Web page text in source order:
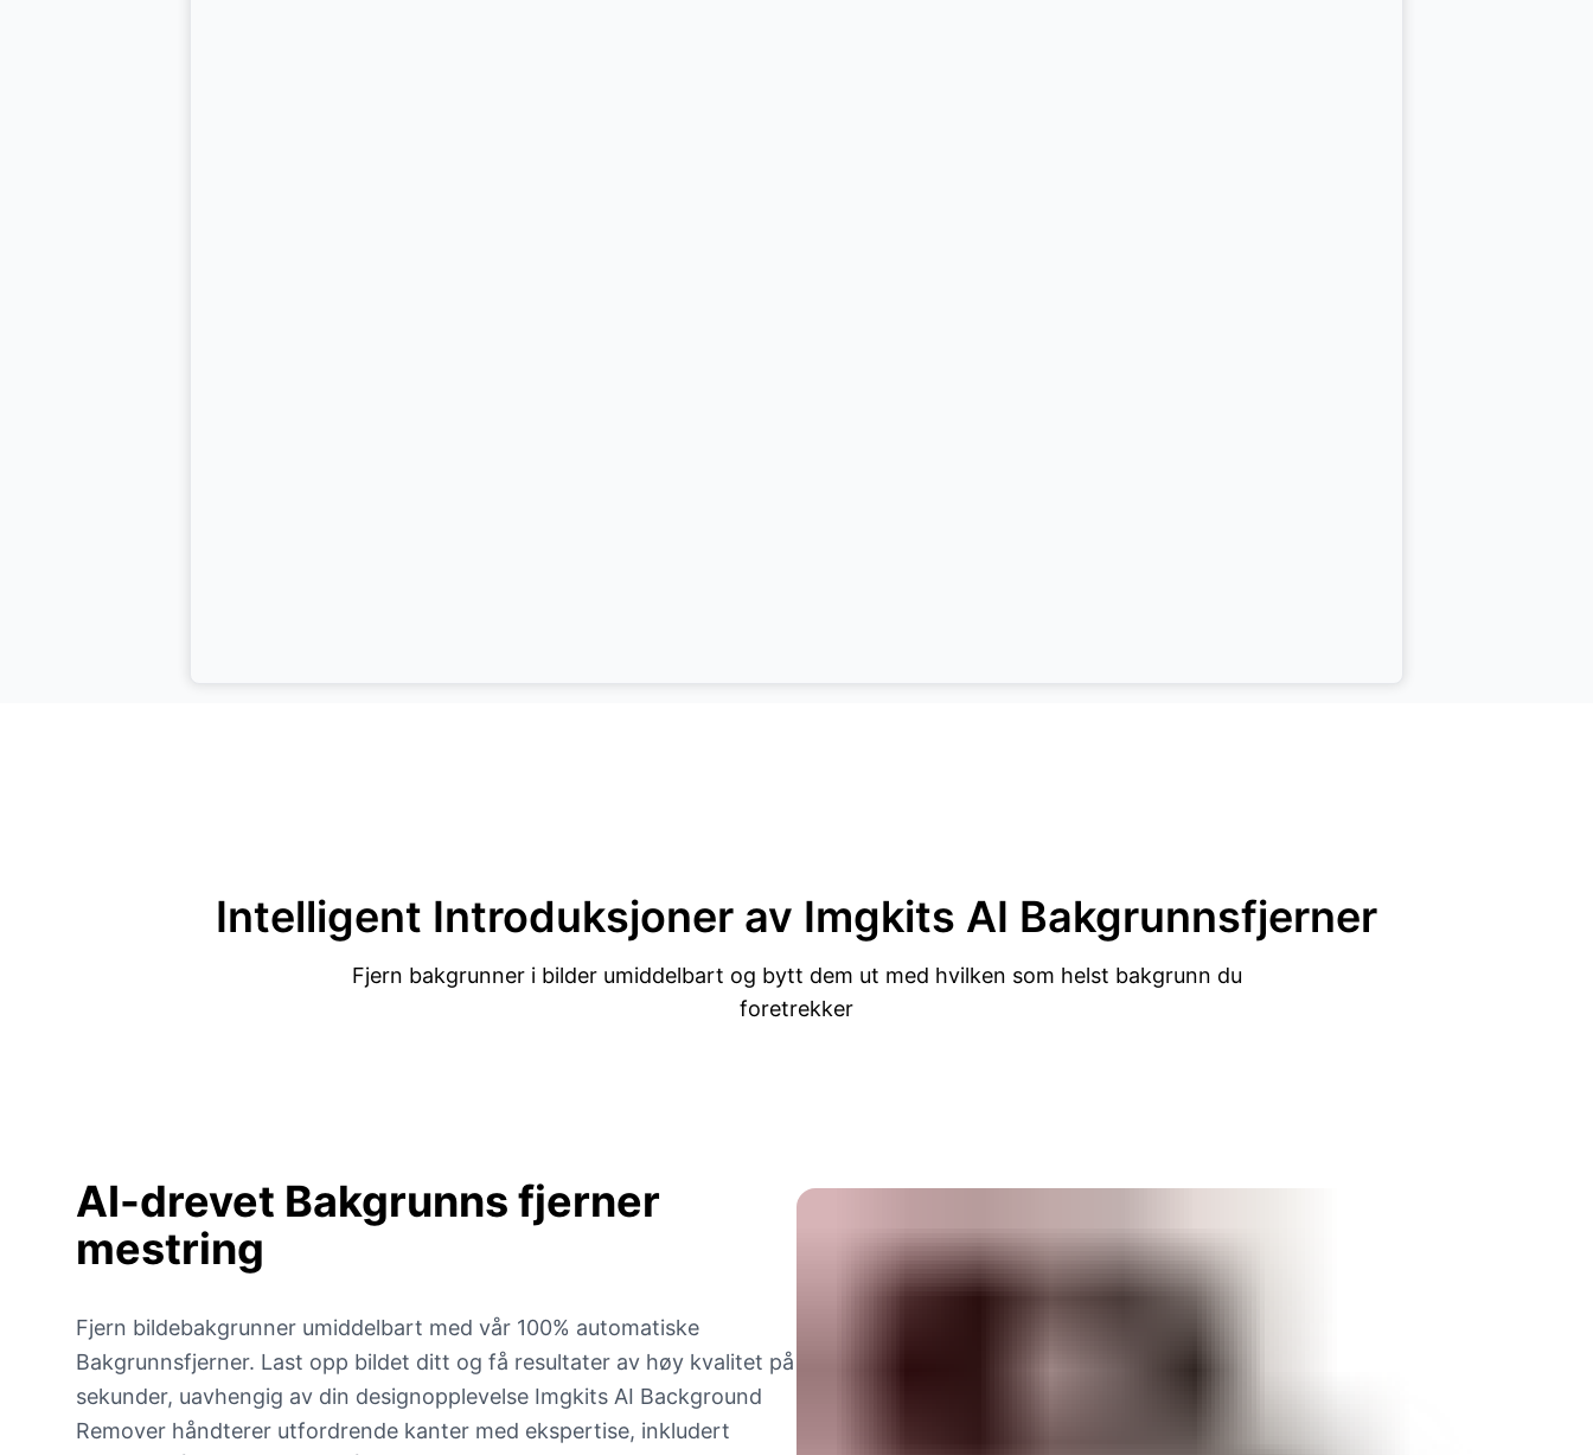
Intelligent Introduksjoner av Imgkits AI Bakgrunnsfjerner
Fjern bakgrunner i bilder umiddelbart og bytt dem ut med hvilken som helst bakgrunn du
foretrekker
AI-drevet Bakgrunns fjerner
mestring
Fjern bildebakgrunner umiddelbart med vår 100% automatiske
Bakgrunnsfjerner. Last opp bildet ditt og få resultater av høy kvalitet på
sekunder, uavhengig av din designopplevelse Imgkits AI Background
Remover håndterer utfordrende kanter med ekspertise, inkludert